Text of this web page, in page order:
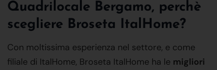
Quadrilocale Bergamo, perchè
scegliere Broseta ItalHome?
Con moltissima esperienza nel settore, e come
filiale di ItalHome, Broseta ItalHome ha le migliori